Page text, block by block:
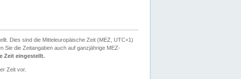
Dies sind die Mitteleuropäische Zeit (MEZ, UTC+1)
Sie die Zeitangaben auch auf ganzjährige MEZ-
Zeit eingestellt.
Zeit vor.